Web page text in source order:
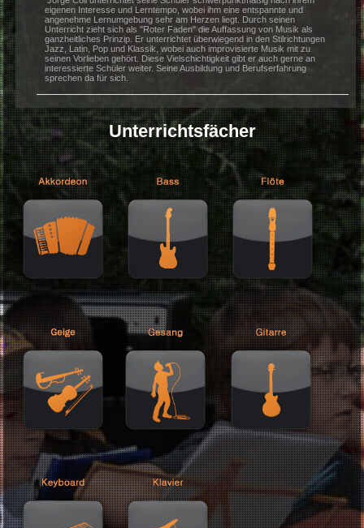
- Beschäftigung als Orchestermusiker
Bandmusiker in zahlreichen
Jazz bis Latin
- Komponist für Bühnenmusik und Solist in zahlreichen
Kammermusikensembles
Jorge Coll unterrichtet seine Schüler schwerpunktmäßig nach
eigenen Interesse und Lerntempo, wobei ihm eine entspannte und
angenehme Lernumgebung sehr am Herzen liegt. Durch seinen
Unterricht zieht sich als "Roter Faden" die Auffassung von Musik
ganzheitliches Prinzip. Er unterrichtet überwiegend in den
Jazz, Latin, Pop und Klassik, wobei auch improvisierte Musik mit
seinen Vorlieben gehört. Diese Vielschichtigkeit gibt er auch gerne
interessierte Schüler weiter. Seine Ausbildung und Berufserfahrung
sprechen da für sich.
Unterrichtsfächer